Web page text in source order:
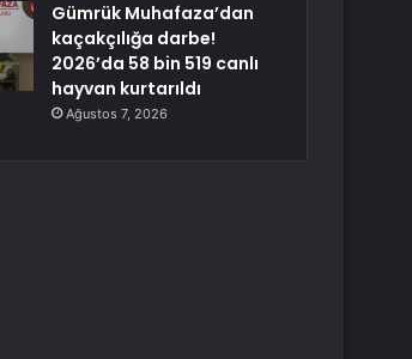
Gümrük Muhafaza’dan
kaçakçılığa darbe!
2026’da 58 bin 519 canlı
hayvan kurtarıldı
Ağustos 7, 2026